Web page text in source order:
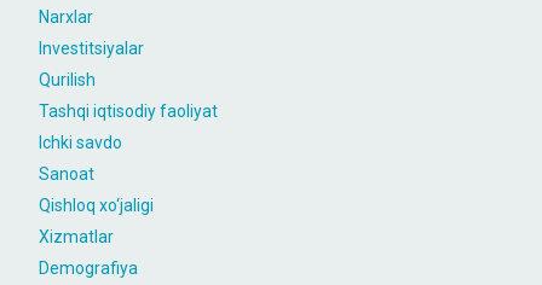
Narxlar
Investitsiyalar
Qurilish
Tashqi iqtisodiy faoliyat
Ichki savdo
Sanoat
Qishloq xo‘jaligi
Xizmatlar
Demografiya